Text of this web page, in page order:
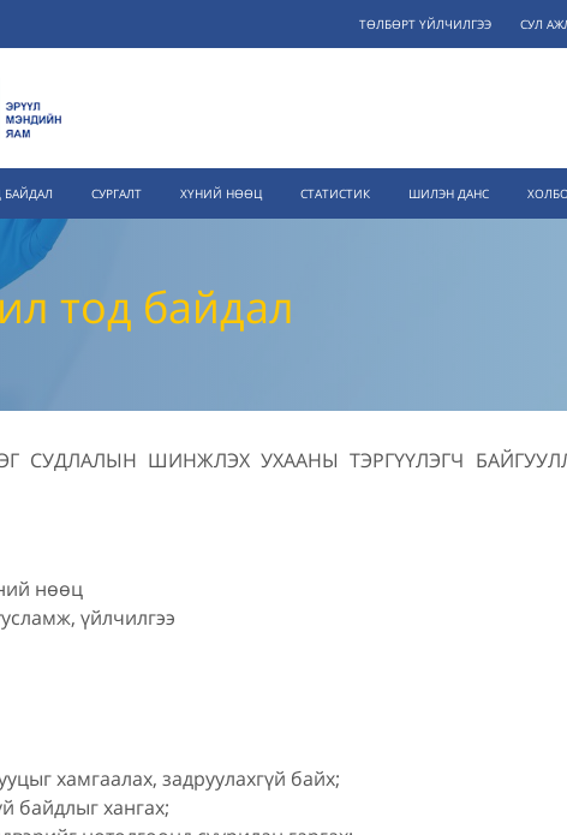
ТӨЛБӨРТ ҮЙЛЧИЛГЭЭ СУЛ
БАЙДАЛ СУРГАЛТ ХҮНИЙ НӨӨЦ СТАТИСТИК ШИЛЭН ДАНС
тод байдал
СУДЛАЛЫН ШИНЖЛЭХ УХААНЫ ТЭРГҮҮЛЭГЧ
чадвартай хүний нөөц
үйлчилгээ
хамгаалах, задруулахгүй байх;
байдлыг хангах;